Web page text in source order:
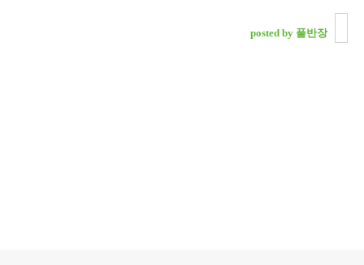
posted by 풀반장